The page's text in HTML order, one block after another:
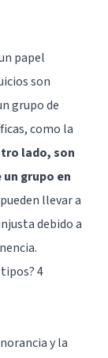
papel
son
grupo de
como la
lado, son
grupo en
llevar a
debido a
4
y la